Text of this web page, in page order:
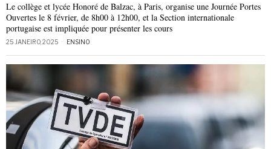
Le collège et lycée Honoré de Balzac, à Paris, organise une Journée Portes
Ouvertes le 8 février, de 8h00 à 12h00, et la Section internationale
portugaise est impliquée pour présenter les cours
25 JANEIRO, 2025 ENSINO